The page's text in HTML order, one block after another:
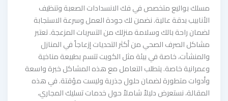
مسلك بواليع متخصص في فك الانسدادات الصعبة وتنظيف
الأنابيب بدقة عالية. نضمن لك جودة العمل وسرعة الاستجابة
لضمان راحة بالك وسلامة منزلك من التسربات المزعجة. تعتبر
مشاكل الصرف الصحي من أكثر التحديات إزعاجاً في المنازل
والمنشآت، خاصة في بيئة مثل الكويت تتسم بطبيعة مناخية
وعمرانية خاصة. يتطلب التعامل مع هذه المشاكل خبرة واسعة
وأدوات متطورة لضمان حلول جذرية وليست مؤقتة. في هذه
المقالة، نستعرض دليلاً شاملاً حول خدمات تسليك المجاري،